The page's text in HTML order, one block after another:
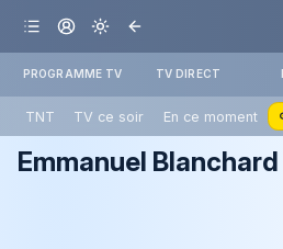
PROGRAMME TV TV DIRECT
TNT TV ce soir En ce moment
Emmanuel Blanchard